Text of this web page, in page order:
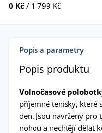
0 Kč / 1 799 Kč
Popis a parametry
Popis produktu
Volnočasové
příjemné tenisky, které
den. Jsou navrženy pro
nohou a nechtějí dělat